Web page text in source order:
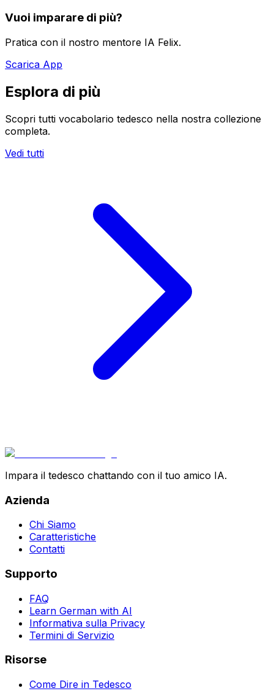
Vuoi imparare di più?
Pratica con il nostro mentore IA Felix.
Scarica App
Esplora di più
Scopri tutti vocabolario tedesco nella nostra collezione
completa.
Vedi tutti
Impara il tedesco chattando con il tuo amico IA.
Azienda
Chi Siamo
Caratteristiche
Contatti
Supporto
FAQ
Learn German with AI
Informativa sulla Privacy
Termini di Servizio
Risorse
Come Dire in Tedesco